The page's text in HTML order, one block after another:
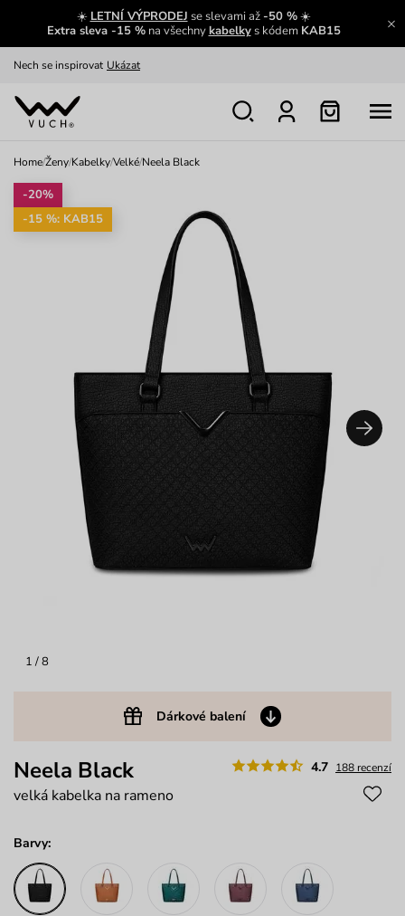
☀️ LETNÍ VÝPRODEJ se slevami až -50 %☀️
Extra sleva -15 %na všechnykabelkys kódem KAB15
Oblíbenci jsou zpět Prohlédnout
Nech se inspirovat Ukázat
Home/Ženy/Kabelky/Velké/Neela Black
1 / 8
Dárkové balení
-20%
-15 %: KAB15
4.7 188 recenzí
Neela Black
velká kabelka na rameno
Barvy: